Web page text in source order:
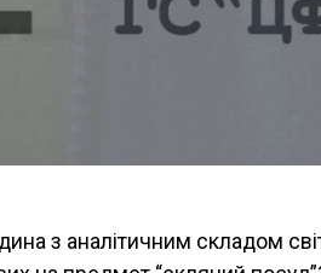
з аналітичним складом